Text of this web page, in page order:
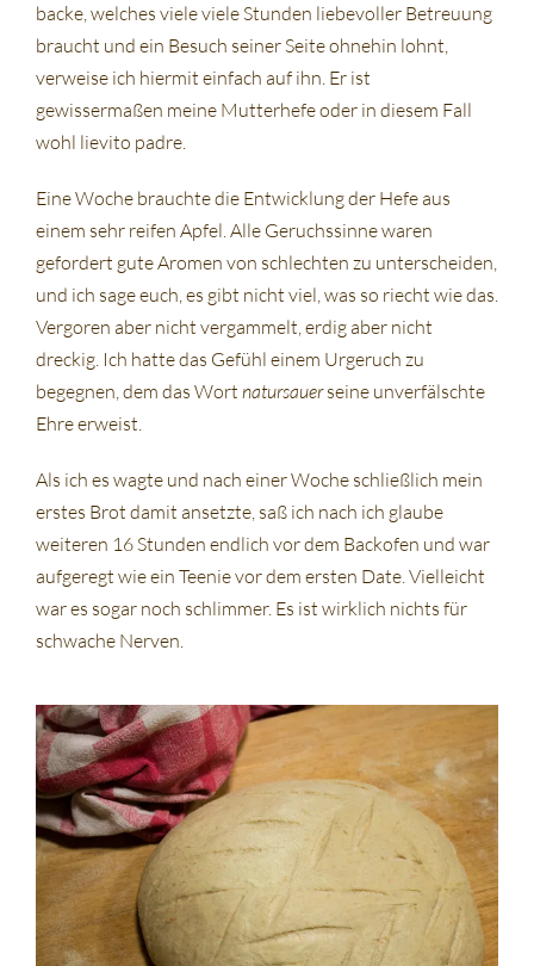
backe, welches viele viele Stunden liebevoller Betreuung
braucht und ein Besuch seiner Seite ohnehin lohnt,
verweise ich hiermit einfach auf ihn. Er ist
gewissermaßen meine Mutterhefe oder in diesem Fall
wohl lievito padre.
Eine Woche brauchte die Entwicklung der Hefe aus
einem sehr reifen Apfel. Alle Geruchssinne waren
gefordert gute Aromen von schlechten zu unterscheiden,
und ich sage euch, es gibt nicht viel, was so riecht wie das.
Vergoren aber nicht vergammelt, erdig aber nicht
dreckig. Ich hatte das Gefühl einem Urgeruch zu
begegnen, dem das Wort natursauerseine unverfälschte
Ehre erweist.
Als ich es wagte und nach einer Woche schließlich mein
erstes Brot damit ansetzte, saß ich nach ich glaube
weiteren 16 Stunden endlich vor dem Backofen und war
aufgeregt wie ein Teenie vor dem ersten Date. Vielleicht
war es sogar noch schlimmer. Es ist wirklich nichts für
schwache Nerven.